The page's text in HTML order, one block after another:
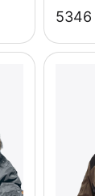
‍5346‍